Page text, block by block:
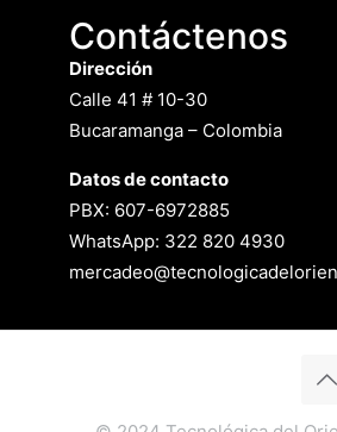
Contáctenos
Dirección
Calle 41 # 10-30
Bucaramanga – Colombia
Datos de contacto
PBX: 607-6972885
WhatsApp: 322 820 4930